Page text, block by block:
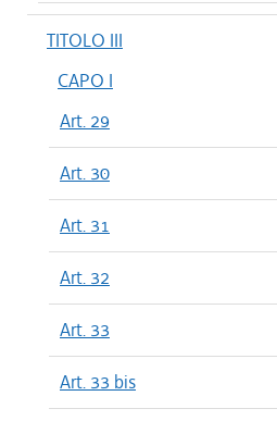
TITOLO III
CAPO I
Art. 29
Art. 30
Art. 31
Art. 32
Art. 33
Art. 33 bis